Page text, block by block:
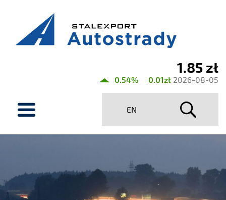
Stalexport
1.85 zł
0.54% 0.01zł 2026-08-05
EN